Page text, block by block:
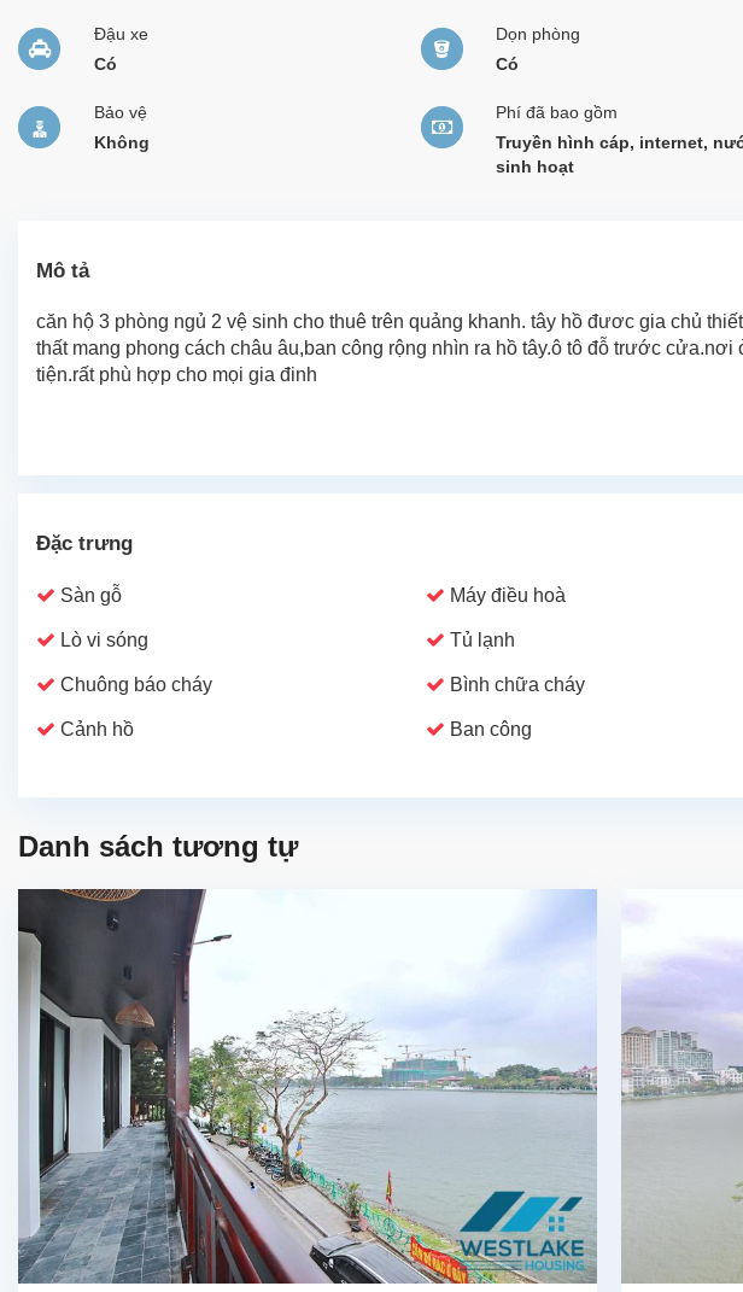
Đậu xe
Có
Dọn phòng
Có
Bảo vệ
Không
Phí đã bao gồm
Truyền hình cáp, internet,
sinh hoạt
Mô tả
căn hộ 3 phòng ngủ 2 vệ sinh cho thuê trên quảng khanh. tây hồ đươc gia chủ
thất mang phong cách châu âu,ban công rộng nhìn ra hồ tây.ô tô đỗ trước
tiện.rất phù hợp cho mọi gia đinh
Đặc trưng
Sàn gỗ Máy điều hoà
Lò vi sóng Tủ lạnh
Chuông báo cháy Bình chữa cháy
Cảnh hồ Ban công
Danh sách tương tự